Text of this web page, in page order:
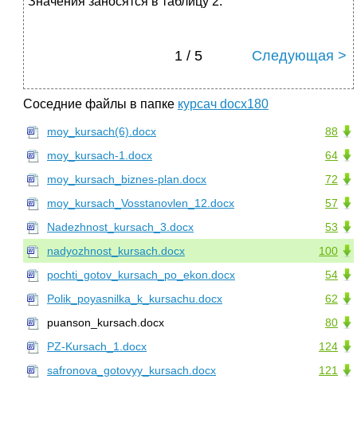
1 / 5 Следующая >
Соседние файлы в папке курсач docx180
88
moy_kursach(6).docx
64
moy_kursach-1.docx
72
moy_kursach_biznes-plan.docx
57
moy_kursach_Vosstanovlen_12.docx
53
Nadezhnost_kursach_3.docx
100
nadyozhnost_kursach.docx
54
pochti_gotov_kursach_po_ekon.docx
62
Polik_poyasnilka_k_kursachu.docx
80
puanson_kursach.docx
124
PZ-Kursach_1.docx
121
safronova_gotovyy_kursach.docx